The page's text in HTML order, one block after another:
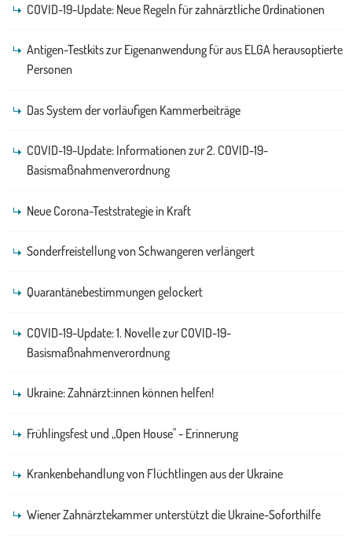
COVID-19-Update: Neue Regeln für zahnärztliche Ordinationen
Antigen-Testkits zur Eigenanwendung für aus ELGA herausoptierte
Personen
Das System der vorläufigen Kammerbeiträge
COVID-19-Update: Informationen zur 2. COVID-19-
Basismaßnahmenverordnung
Neue Corona-Teststrategie in Kraft
Sonderfreistellung von Schwangeren verlängert
Quarantänebestimmungen gelockert
COVID-19-Update: 1. Novelle zur COVID-19-
Basismaßnahmenverordnung
Ukraine: Zahnärzt:innen können helfen!
Frühlingsfest und „Open House" - Erinnerung
Krankenbehandlung von Flüchtlingen aus der Ukraine
Wiener Zahnärztekammer unterstützt die Ukraine-Soforthilfe